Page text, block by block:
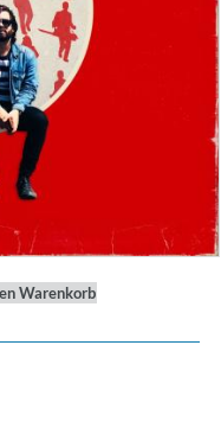
Warenkorb